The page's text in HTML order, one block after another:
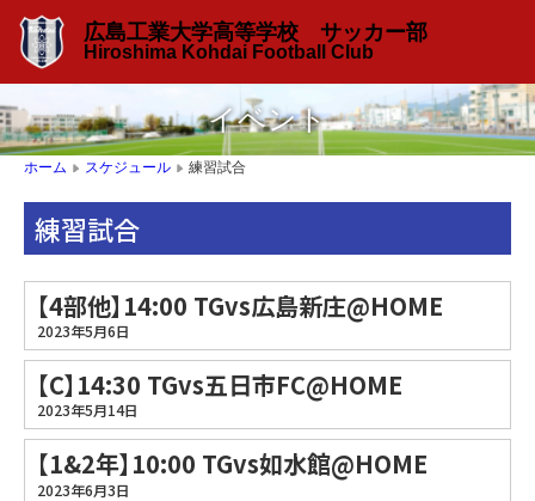
広島工業大学高等学校 サッカー部
Hiroshima Kohdai Football Club
イベント
ホーム ▶ スケジュール ▶ 練習試合
練習試合
【4部他】14:00 TGvs広島新庄@HOME
2023年5月6日
【C】14:30 TGvs五日市FC@HOME
2023年5月14日
【1&2年】10:00 TGvs如水館@HOME
2023年6月3日